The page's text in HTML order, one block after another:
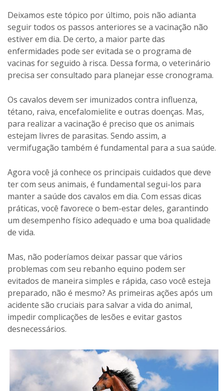
Deixamos este tópico por último, pois não adianta
seguir todos os passos anteriores se a vacinação não
estiver em dia. De certo, a maior parte das
enfermidades pode ser evitada se o programa de
vacinas for seguido à risca. Dessa forma, o veterinário
precisa ser consultado para planejar esse cronograma.
Os cavalos devem ser imunizados contra influenza,
tétano, raiva, encefalomielite e outras doenças. Mas,
para realizar a vacinação é preciso que os animais
estejam livres de parasitas. Sendo assim, a
vermifugação também é fundamental para a sua saúde.
Agora você já conhece os principais cuidados que deve
ter com seus animais, é fundamental segui-los para
manter a saúde dos cavalos em dia. Com essas dicas
práticas, você favorece o bem-estar deles, garantindo
um desempenho físico adequado e uma boa qualidade
de vida.
Mas, não poderíamos deixar passar que vários
problemas com seu rebanho equino podem ser
evitados de maneira simples e rápida, caso você esteja
preparado, não é mesmo? As primeiras ações após um
acidente são cruciais para salvar a vida do animal,
impedir complicações de lesões e evitar gastos
desnecessários.